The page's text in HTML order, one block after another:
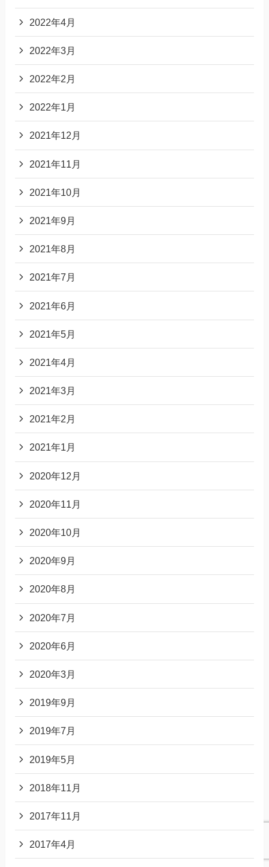
2022年4月
2022年3月
2022年2月
2022年1月
2021年12月
2021年11月
2021年10月
2021年9月
2021年8月
2021年7月
2021年6月
2021年5月
2021年4月
2021年3月
2021年2月
2021年1月
2020年12月
2020年11月
2020年10月
2020年9月
2020年8月
2020年7月
2020年6月
2020年3月
2019年9月
2019年7月
2019年5月
2018年11月
2017年11月
2017年4月